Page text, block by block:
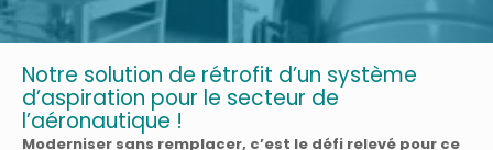
Notre solution de rétrofit d’un système
d’aspiration pour le secteur de
l’aéronautique !
Moderniser sans remplacer, c’est le défi relevé pour ce